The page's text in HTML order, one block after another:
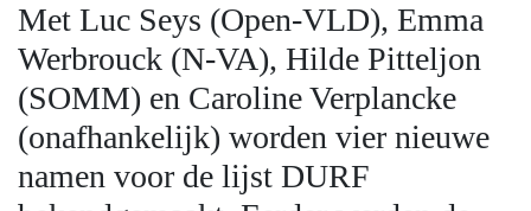
Met Luc Seys (Open-VLD), Emma
Werbrouck (N-VA), Hilde Pitteljon
(SOMM) en Caroline Verplancke
(onafhankelijk) worden vier nieuwe
namen voor de lijst DURF